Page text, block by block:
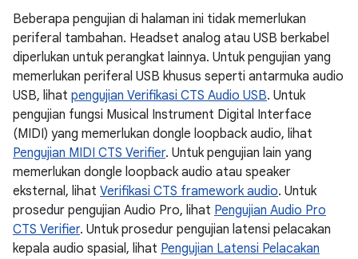
Beberapa pengujian di halaman ini tidak memerlukan
periferal tambahan. Headset analog atau USB berkabel
diperlukan untuk perangkat lainnya. Untuk pengujian yang
memerlukan periferal USB khusus seperti antarmuka audio
USB, lihat pengujian Verifikasi CTS Audio USB. Untuk
pengujian fungsi Musical Instrument Digital Interface
(MIDI) yang memerlukan dongle loopback audio, lihat
Pengujian MIDI CTS Verifier. Untuk pengujian lain yang
memerlukan dongle loopback audio atau speaker
eksternal, lihat Verifikasi CTS framework audio. Untuk
prosedur pengujian Audio Pro, lihat Pengujian Audio Pro
CTS Verifier. Untuk prosedur pengujian latensi pelacakan
kepala audio spasial, lihat Pengujian Latensi Pelacakan